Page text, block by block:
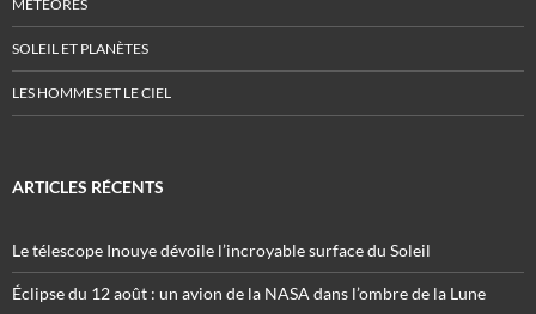
MÉTÉORES
SOLEIL ET PLANÈTES
LES HOMMES ET LE CIEL
ARTICLES RÉCENTS
Le télescope Inouye dévoile l’incroyable surface du Soleil
Éclipse du 12 août : un avion de la NASA dans l’ombre de la Lune